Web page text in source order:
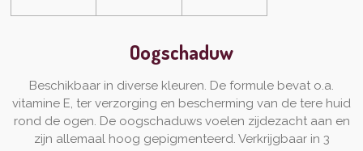
Oogschaduw
Beschikbaar in diverse kleuren. De formule bevat o.a.
vitamine E, ter verzorging en bescherming van de tere huid
rond de ogen. De oogschaduws voelen zijdezacht aan en
zijn allemaal hoog gepigmenteerd. Verkrijgbaar in 3